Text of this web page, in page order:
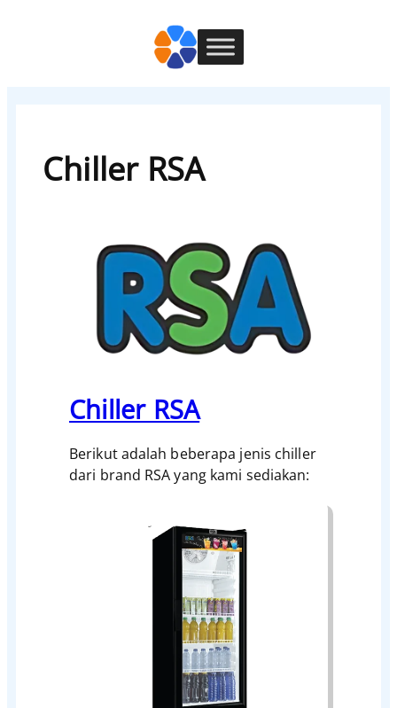
Chiller RSA
Chiller RSA
Berikut adalah beberapa jenis chiller
dari brand RSA yang kami sediakan: